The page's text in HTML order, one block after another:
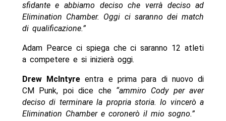
sfidante e abbiamo deciso che verrà deciso ad
Elimination Chamber. Oggi ci saranno dei match
di qualificazione.”
Adam Pearce ci spiega che ci saranno 12 atleti
a competere e si inizierà oggi.
Drew McIntyre entra e prima para di nuovo di
CM Punk, poi dice che “ammiro Cody per aver
deciso di terminare la propria storia. Io vincerò a
Elimination Chamber e coronerò il mio sogno.”